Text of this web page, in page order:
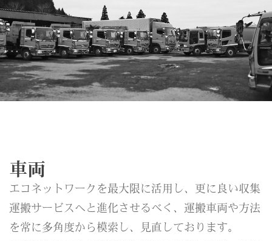
車両
エコネットワークを最大限に活用し、更に良い収集
運搬サービスへと進化させるべく、運搬車両や方法
を常に多角度から模索し、見直しております。